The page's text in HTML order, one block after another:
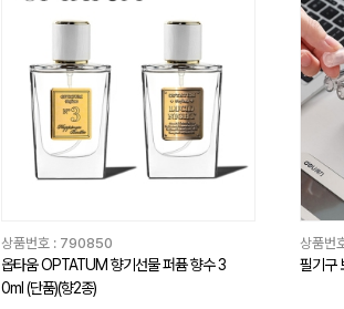
상품번호 : 790850
옵타움 OPTATUM 향기선물 퍼퓸 향수 3
0ml (단품)(향2종)
상품번
필기구